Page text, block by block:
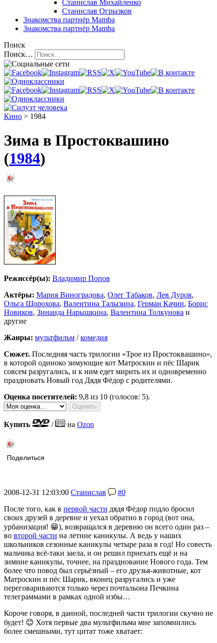
Станислав Михайленко
Станислав Огрызков
Знакомства партнёр Mamba
Знакомства партнёр Mamba
Поиск
Поиск…
Кино > 1984
Зима в Простоквашино
(1984)
Режиссёр(ы): Владимир Попов
Актёры: Мария Виноградова, Олег Табаков, Лев Дуров,
Ольга Шорохова, Валентина Талызина, Герман Качин, Борис
Новиков, Зинаида Нарышкина, Валентина Толкунова и
другие
Жанры: мультфильм /комедия
Сюжет. Последняя часть трилогии «Трое из Простоквашино»,
в которой одиноко зимующие кот Матроскин и пёс Шарик
совсем разругались, и к ним едет мирить их и одновременно
праздновать Новый год Дядя Фёдор с родителями.
Оценка посетителей: 9,8 из 10 (голосов: 5).
Купить / на Ozon
Поделиться
2008-12-31 12:03:00 Станислав
#0
После того, как в первой части дядя Фёдор подло бросил
своих друзей в деревне и уехал обратно в город (вот она,
урбанизация! 😁), возвращался в деревню он всего один раз –
во второй части на летние каникулы. А ведь у наших
школьников сезонные каникулы четыре раза в год! Но совесть
мальчика всё-таки заела, и он решил приехать ещё и на
зимние каникулы, точнее, на празднование Нового года. Тем
более что повод был серьёзный – его друзья-животные, кот
Матроскин и пёс Шарик, вконец разругались и уже
переговариваются только через почтальона Печкина
телеграммами в рамках одной избы…
Короче говоря, в данной, последней части трилогии скучно не
будет! 😊 Хотя первые два мультфильма мне запомнились
более смешными, тут цитат тоже хватает: